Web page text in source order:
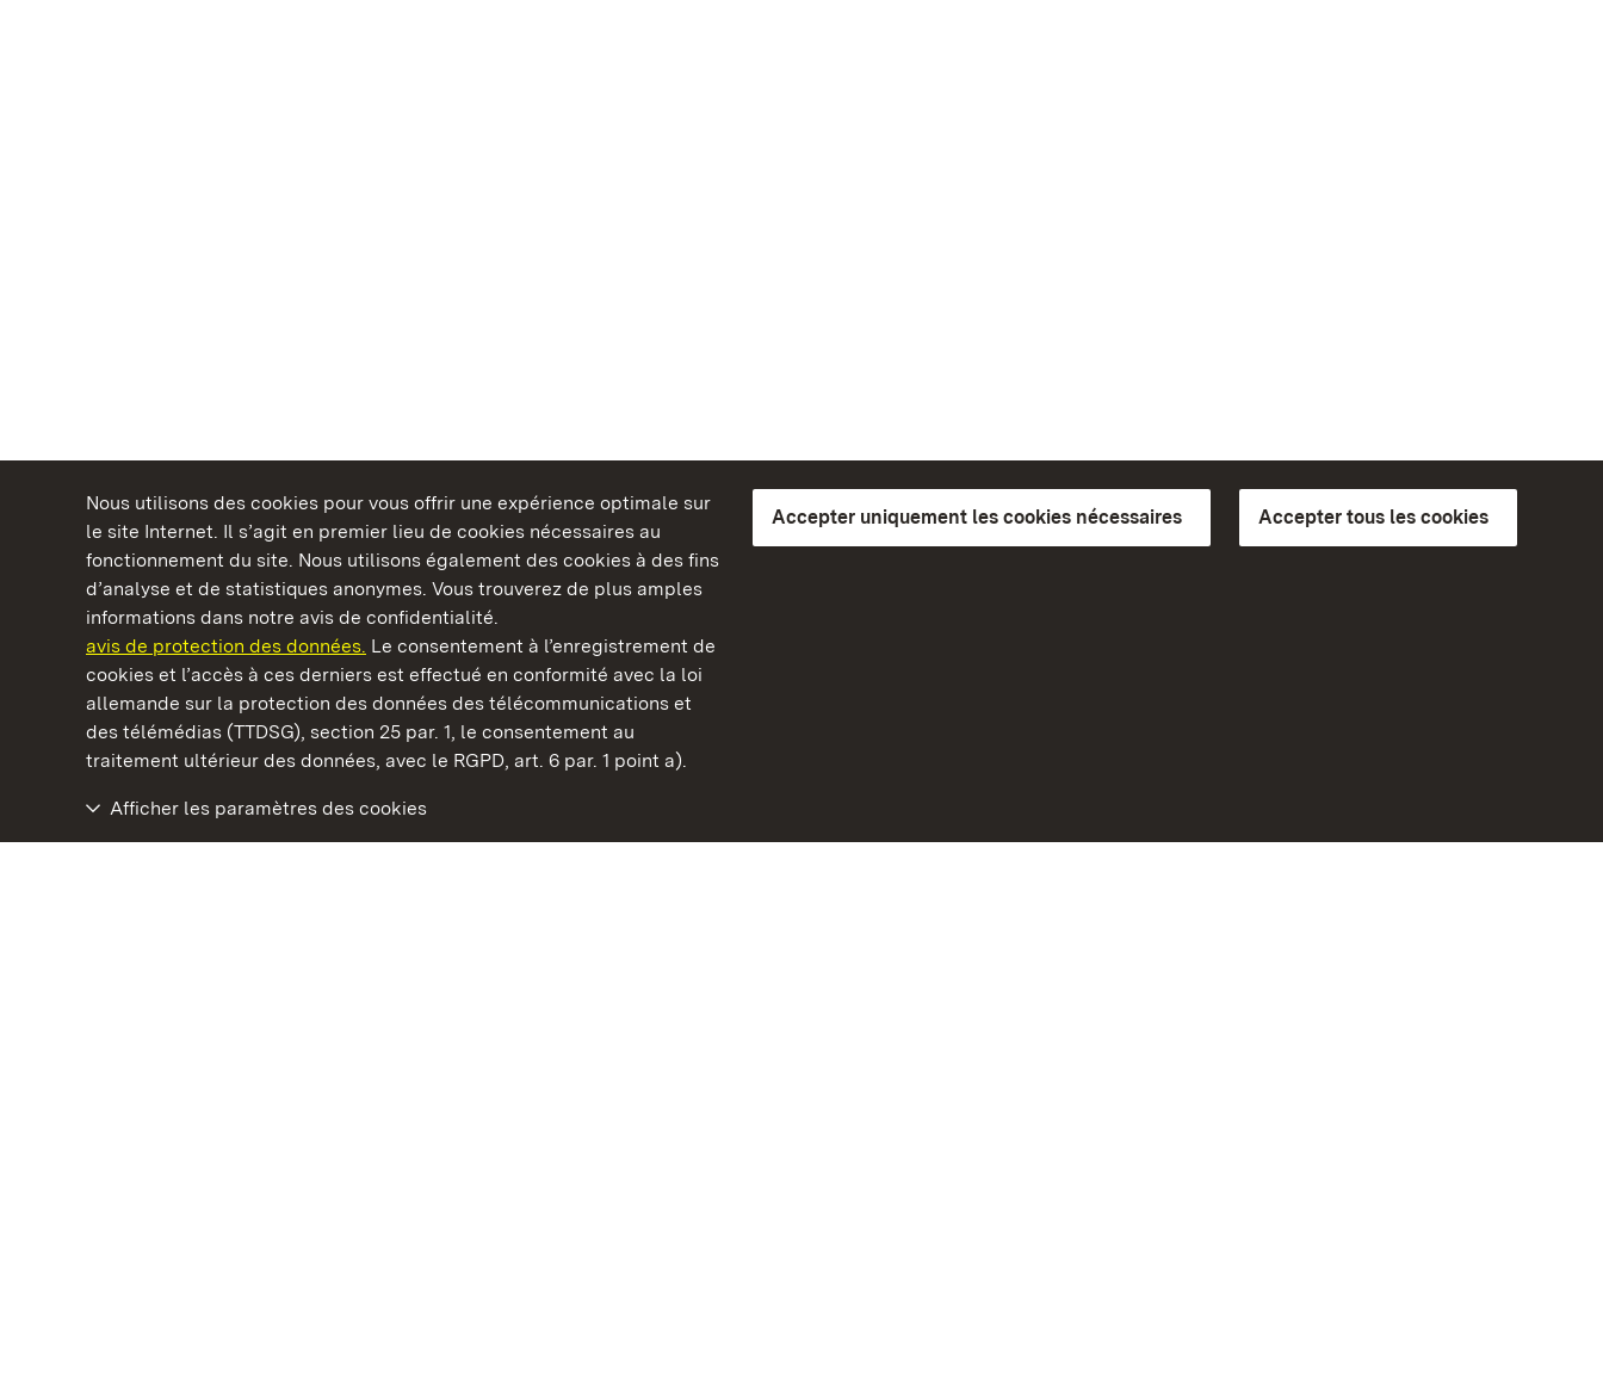
Nous utilisons des cookies pour vous offrir une expérience optimale sur
le site Internet. Il s’agit en premier lieu de cookies nécessaires au
fonctionnement du site. Nous utilisons également des cookies à des fins
d’analyse et de statistiques anonymes. Vous trouverez de plus amples
informations dans notre avis de confidentialité.
avis de protection des données. Le consentement à l’enregistrement de
cookies et l’accès à ces derniers est effectué en conformité avec la loi
allemande sur la protection des données des télécommunications et
des télémédias (TTDSG), section 25 par. 1, le consentement au
traitement ultérieur des données, avec le RGPD, art. 6 par. 1 point a).
Accepter uniquement les cookies nécessaires Accepter tous les cookies
Afficher les paramètres des cookies
Châteaux et jardins publics du Bade-Wurtemberg
Staatliche Schlösser und Gärten Baden‑Württemberg
Explications sur l’accessibilité